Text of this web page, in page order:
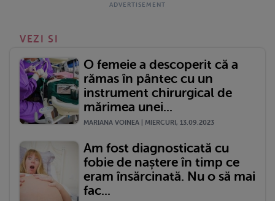
VEZI SI
O femeie a descoperit că a
rămas în pântec cu un
instrument chirurgical de
mărimea unei...
MARIANA VOINEA | MIERCURI, 13.09.2023
Am fost diagnosticată cu
fobie de naștere în timp ce
eram însărcinată. Nu o să mai
fac...